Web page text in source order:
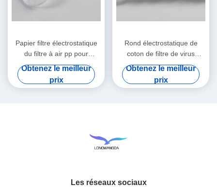
Papier filtre électrostatique
du filtre à air pp pour
HME/HMEF
Obtenez le meilleur
prix
Rond électrostatique de
coton de filtre de virus
bactérien de HME HMEF
Obtenez le meilleur
prix
Les réseaux sociaux